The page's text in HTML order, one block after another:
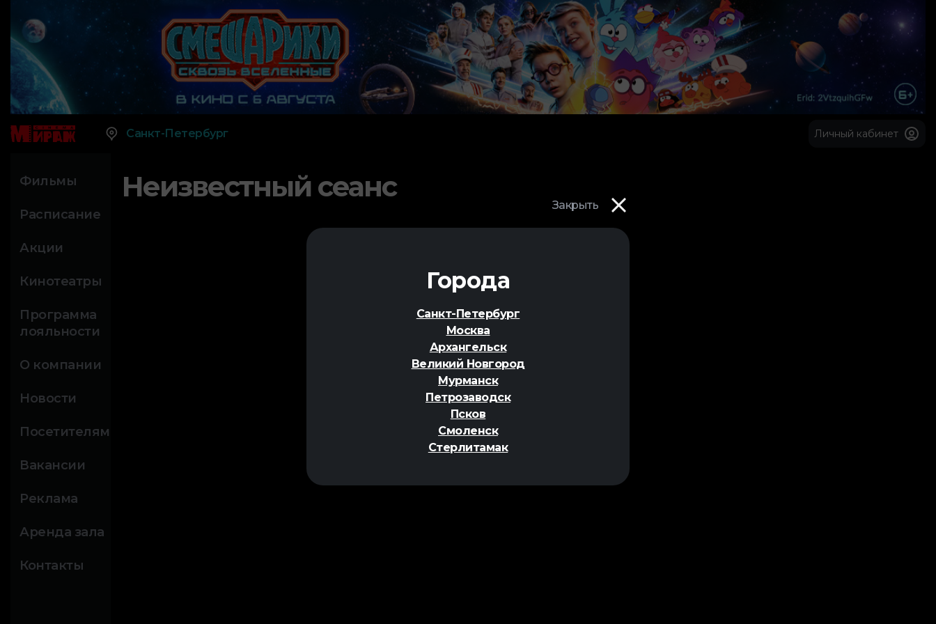
Закрыть
Города
Санкт-Петербург
Москва
Архангельск
Великий Новгород
Мурманск
Петрозаводск
Псков
Смоленск
Стерлитамак
Санкт-Петербург Личный кабинет
Фильмы
Расписание
Акции
Кинотеатры
Программа
лояльности
О компании
Новости
Посетителям
Вакансии
Реклама
Аренда зала
Контакты
Неизвестный сеанс